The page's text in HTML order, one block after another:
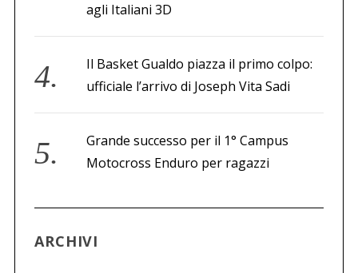
agli Italiani 3D
Il Basket Gualdo piazza il primo colpo:
ufficiale l’arrivo di Joseph Vita Sadi
Grande successo per il 1° Campus
Motocross Enduro per ragazzi
ARCHIVI